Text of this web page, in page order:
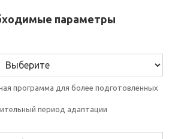
параметры
программа для более подготовленных
период адаптации